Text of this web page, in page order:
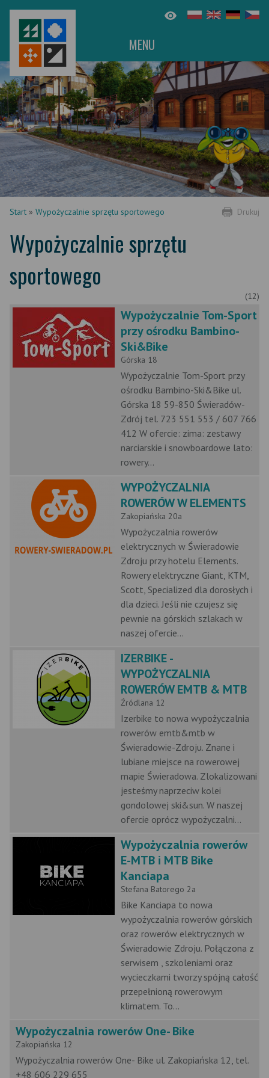
MENU
Drukuj
Start » Wypożyczalnie sprzętu sportowego
Wypożyczalnie sprzętu
sportowego
(12)
Wypożyczalnie Tom-Sport
przy ośrodku Bambino-
Ski&Bike
Górska 18
Wypożyczalnie Tom-Sport przy
ośrodku Bambino-Ski&Bike ul.
Górska 18 59-850 Świeradów-
Zdrój tel. 723 551 553 / 607 766
412 W ofercie: zima: zestawy
narciarskie i snowboardowe lato:
rowery...
WYPOŻYCZALNIA
ROWERÓW W ELEMENTS
Zakopiańska 20a
Wypożyczalnia rowerów
elektrycznych w Świeradowie
Zdroju przy hotelu Elements.
Rowery elektryczne Giant, KTM,
Scott, Specialized dla dorosłych i
dla dzieci. Jeśli nie czujesz się
pewnie na górskich szlakach w
naszej ofercie...
IZERBIKE -
WYPOŻYCZALNIA
ROWERÓW EMTB & MTB
Źródlana 12
Izerbike to nowa wypożyczalnia
rowerów emtb&mtb w
Świeradowie-Zdroju. Znane i
lubiane miejsce na rowerowej
mapie Świeradowa. Zlokalizowani
jesteśmy naprzeciw kolei
gondolowej ski&sun. W naszej
ofercie oprócz wypożyczalni...
Wypożyczalnia rowerów
E-MTB i MTB Bike
Kanciapa
Stefana Batorego 2a
Bike Kanciapa to nowa
wypożyczalnia rowerów górskich
oraz rowerów elektrycznych w
Świeradowie Zdroju. Połączona z
serwisem , szkoleniami oraz
wycieczkami tworzy spójną całość
przepełnioną rowerowym
klimatem. To...
Wypożyczalnia rowerów One- Bike
Zakopiańska 12
Wypożyczalnia rowerów One- Bike ul. Zakopiańska 12, tel.
+48 606 229 655